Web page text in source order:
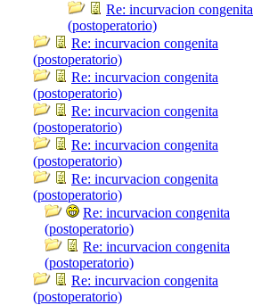
Re: incurvacion congenita
(postoperatorio)
Re: incurvacion congenita
(postoperatorio)
Re: incurvacion congenita
(postoperatorio)
Re: incurvacion congenita
(postoperatorio)
Re: incurvacion congenita
(postoperatorio)
Re: incurvacion congenita
(postoperatorio)
Re: incurvacion congenita
(postoperatorio)
Re: incurvacion congenita
(postoperatorio)
Re: incurvacion congenita
(postoperatorio)